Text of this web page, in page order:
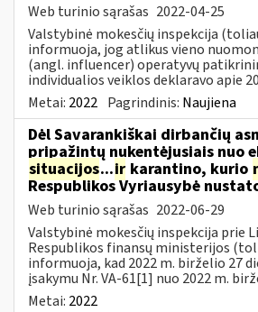
Web turinio sąrašas 2022-04-25
Valstybinė mokesčių inspekcija
informuoja, jog atlikus vieno
(angl. influencer) operatyvų
individualios veiklos deklaravo apie
Metai: 2022 Pagrindinis: Naujiena
Dėl Savarankiškai dirbančių
pripažintų nukentėjusiais nuo
situacijos...ir karantino, kurio
Respublikos Vyriausybė
Web turinio sąrašas 2022-06-29
Valstybinė mokesčių inspekcija prie
Respublikos finansų ministerijos
informuoja, kad 2022 m. birželio 27
įsakymu Nr. VA-61[1] nuo 2022 m.
Metai: 2022